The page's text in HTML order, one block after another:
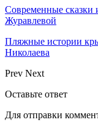
Современные
Журавлевой
Пляжные истории
Николаева
Prev Next
Оставьте ответ
Для отправки